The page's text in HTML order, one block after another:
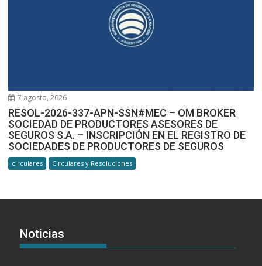
7 agosto, 2026
RESOL-2026-337-APN-SSN#MEC – OM BROKER
SOCIEDAD DE PRODUCTORES ASESORES DE
SEGUROS S.A. – INSCRIPCIÓN EN EL REGISTRO DE
SOCIEDADES DE PRODUCTORES DE SEGUROS
circulares Circulares y Resoluciones
Noticias